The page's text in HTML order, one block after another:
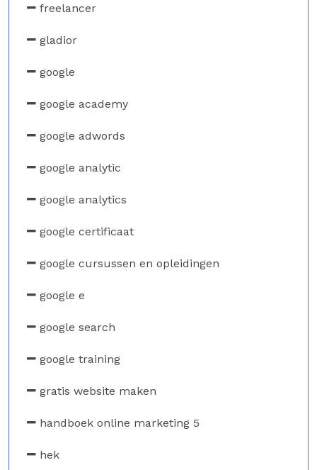
freelancer
gladior
google
google academy
google adwords
google analytic
google analytics
google certificaat
google cursussen en opleidingen
google e
google search
google training
gratis website maken
handboek online marketing 5
hek